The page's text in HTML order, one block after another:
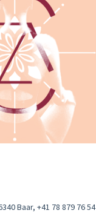
Baar, +41 78 879 76 54